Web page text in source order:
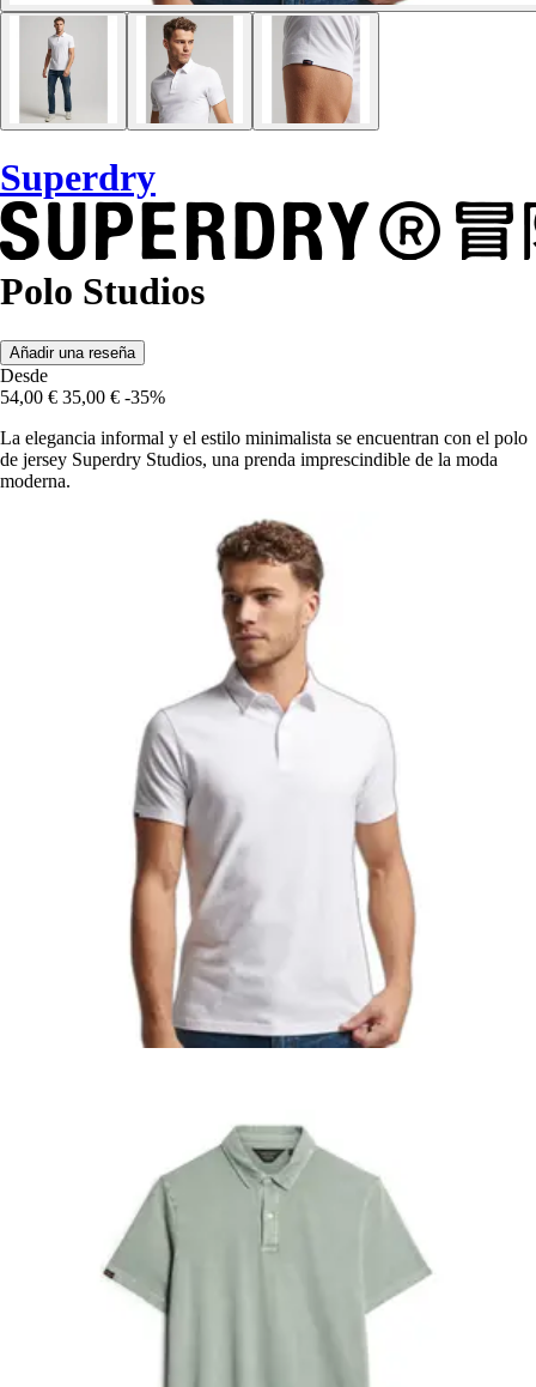
Superdry
Polo Studios
Añadir una reseña
Desde
54,00 € 35,00 € -35%
La elegancia informal y el estilo minimalista se encuentran con el polo
de jersey Superdry Studios, una prenda imprescindible de la moda
moderna.